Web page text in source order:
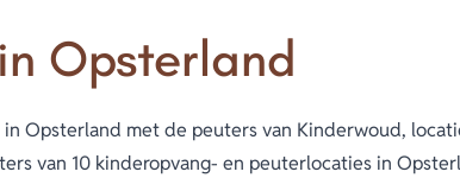
Opsterland
Opsterland met de peuters van Kinderwoud,
van 10 kinderopvang- en peuterlocaties in